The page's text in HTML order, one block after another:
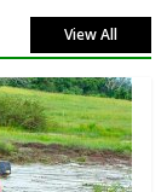
View All